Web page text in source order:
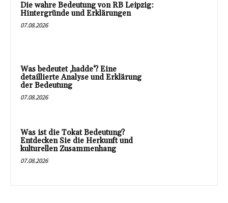
Die wahre Bedeutung von RB Leipzig:
Hintergründe und Erklärungen
07.08.2026
Was bedeutet ‚hadde‘? Eine
detaillierte Analyse und Erklärung
der Bedeutung
07.08.2026
Was ist die Tokat Bedeutung?
Entdecken Sie die Herkunft und
kulturellen Zusammenhang
07.08.2026